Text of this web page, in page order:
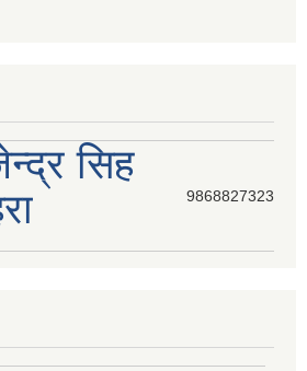
सिह
9868827323